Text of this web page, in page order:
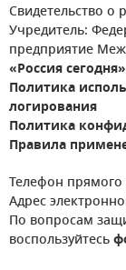
Свидетельство о
Учредитель:
предприятие
«Россия сегодня»
Политика
логирования
Политика
Правила
Телефон
Адрес
По вопросам
воспользуйтесь